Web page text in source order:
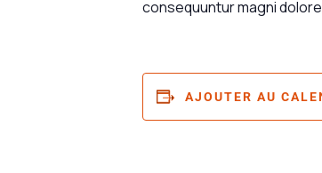
consequuntur magni
AJOUTER AU